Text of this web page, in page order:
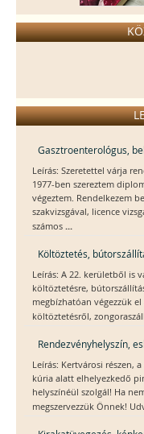
Gasztroenterológus,
Leírás: Szeretettel várja
1977-ben szereztem
végeztem. Rendelkezem
szakvizsgával, licence
számos ...
Költöztetés,
Leírás: A 22. kerületből is
költöztetésre,
megbízhatóan végezzük
költöztetésről,
Rendezvényhelyszín,
Leírás: Kertvárosi részen,
kúria alatt elhelyezkedő
helyszínéül szolgál! Ha
megszervezzük Önnek!